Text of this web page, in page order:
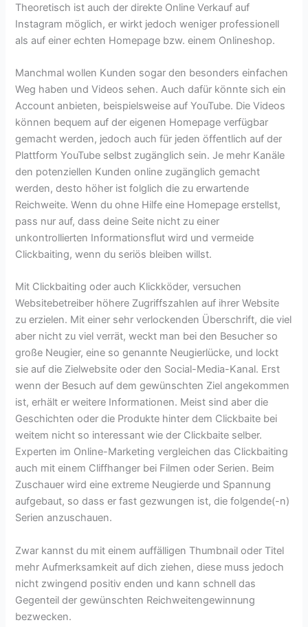
Theoretisch ist auch der direkte Online Verkauf auf
Instagram möglich, er wirkt jedoch weniger professionell
als auf einer echten Homepage bzw. einem Onlineshop.
Manchmal wollen Kunden sogar den besonders einfachen
Weg haben und Videos sehen. Auch dafür könnte sich ein
Account anbieten, beispielsweise auf YouTube. Die Videos
können bequem auf der eigenen Homepage verfügbar
gemacht werden, jedoch auch für jeden öffentlich auf der
Plattform YouTube selbst zugänglich sein. Je mehr Kanäle
den potenziellen Kunden online zugänglich gemacht
werden, desto höher ist folglich die zu erwartende
Reichweite. Wenn du ohne Hilfe eine Homepage erstellst,
pass nur auf, dass deine Seite nicht zu einer
unkontrollierten Informationsflut wird und vermeide
Clickbaiting, wenn du seriös bleiben willst.
Mit Clickbaiting oder auch Klickköder, versuchen
Websitebetreiber höhere Zugriffszahlen auf ihrer Website
zu erzielen. Mit einer sehr verlockenden Überschrift, die viel
aber nicht zu viel verrät, weckt man bei den Besucher so
große Neugier, eine so genannte Neugierlücke, und lockt
sie auf die Zielwebsite oder den Social-Media-Kanal. Erst
wenn der Besuch auf dem gewünschten Ziel angekommen
ist, erhält er weitere Informationen. Meist sind aber die
Geschichten oder die Produkte hinter dem Clickbaite bei
weitem nicht so interessant wie der Clickbaite selber.
Experten im Online-Marketing vergleichen das Clickbaiting
auch mit einem Cliffhanger bei Filmen oder Serien. Beim
Zuschauer wird eine extreme Neugierde und Spannung
aufgebaut, so dass er fast gezwungen ist, die folgende(-n)
Serien anzuschauen.
Zwar kannst du mit einem auffälligen Thumbnail oder Titel
mehr Aufmerksamkeit auf dich ziehen, diese muss jedoch
nicht zwingend positiv enden und kann schnell das
Gegenteil der gewünschten Reichweitengewinnung
bezwecken.